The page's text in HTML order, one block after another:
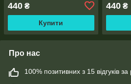
440 ₴
Купити
440₴
Про нас
100% позитивних з 15 відгуків за